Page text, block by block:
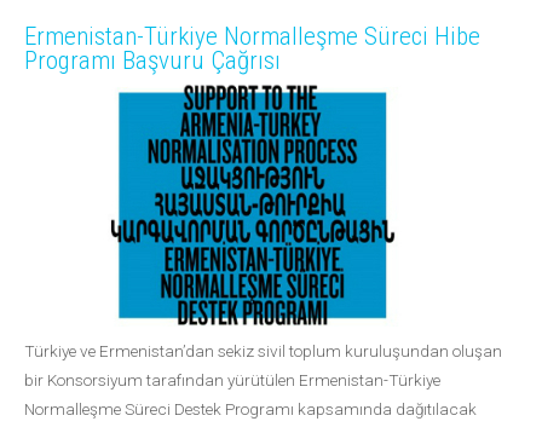
Ermenistan-Türkiye Normalleşme Süreci Hibe
Programı Başvuru Çağrısı
Türkiye ve Ermenistan’dan sekiz sivil toplum kuruluşundan oluşan
bir Konsorsiyum tarafından yürütülen Ermenistan-Türkiye
Normalleşme Süreci Destek Programı kapsamında dağıtılacak